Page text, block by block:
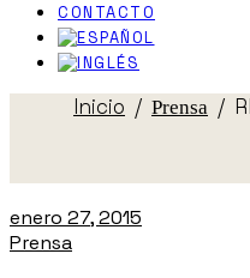
CONTACTO
Inicio Prensa
enero 27, 2015
Prensa